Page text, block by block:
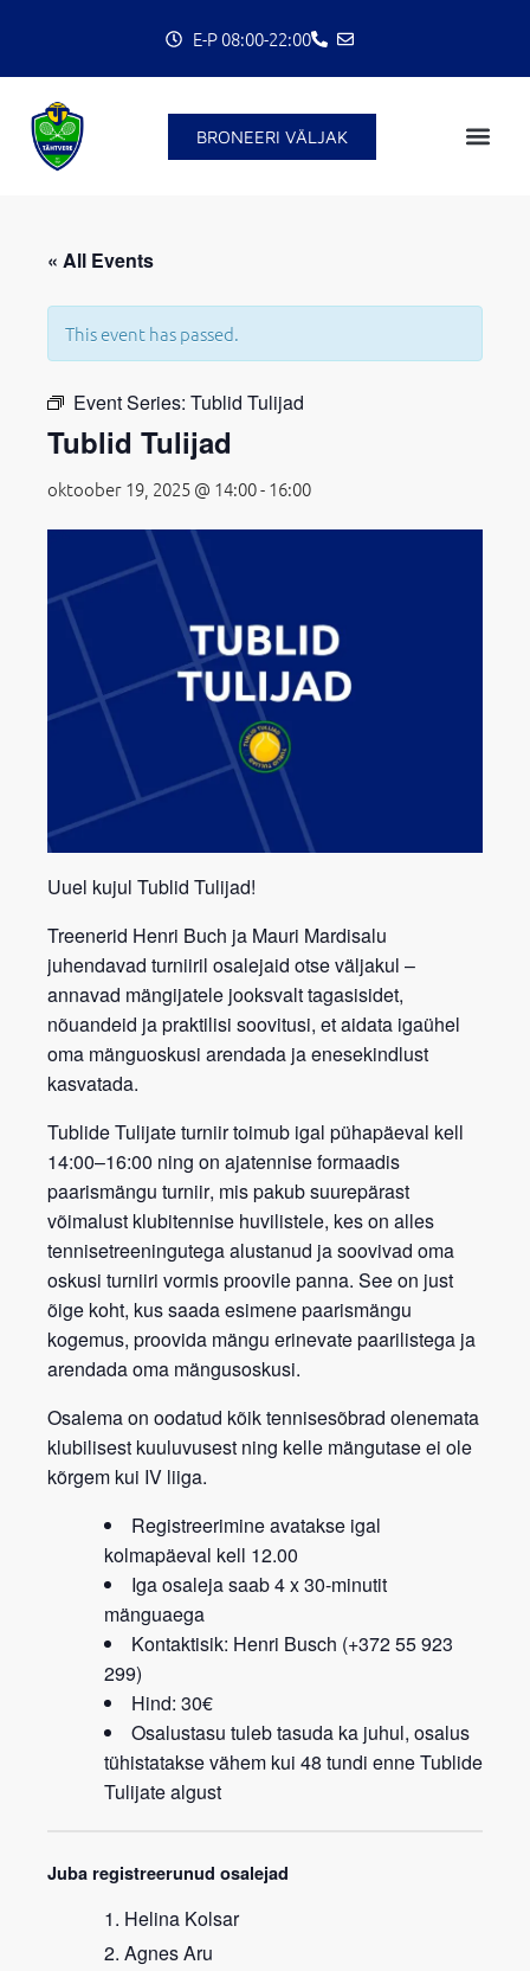
content
E-P 08:00-22:00
BRONEERI VÄLJAK
« All Events
This event has passed.
Event Series: Tublid Tulijad
Tublid Tulijad
oktoober 19, 2025 @ 14:00-16:00
Uuel kujul Tublid Tulijad!
Treenerid Henri Buch ja Mauri Mardisalu
juhendavad turniiril osalejaid otse väljakul –
annavad mängijatele jooksvalttagasisidet,
nõuandeid ja praktilisi soovitusi, et aidata igaühel
oma mänguoskusi arendada ja enesekindlust
kasvatada.
Tublide Tulijate turniirtoimub igal pühapäeval kell
14:00–16:00 ning on ajatennise formaadis
paarismängu turniir, mis pakub suurepärast
võimalust klubitennise huvilistele, kes on alles
tennisetreeningutega alustanud ja soovivad oma
oskusi turniiri vormis proovile panna. See on just
õige koht, kus saada esimene paarismängu
kogemus, proovida mängu erinevate paarilistega ja
arendada oma mängusoskusi.
Osalema on oodatud kõik tennisesõbrad olenemata
klubilisest kuuluvusest ning kelle mängutase ei ole
kõrgem kui IV liiga.
Registreerimine avatakse igal
kolmapäeval kell 12.00
Iga osaleja saab 4 x 30-minutit
mänguaega
Kontaktisik: Henri Busch (+372 55 923
299)
Hind: 30€
Osalustasu tuleb tasuda ka juhul, osalus
tühistatakse vähem kui 48 tundi enne Tublide
Tulijate algust
Juba registreerunud osalejad
Helina Kolsar
Agnes Aru